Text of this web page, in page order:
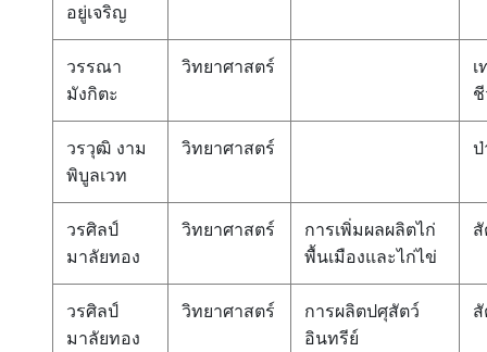
อยู่เจริญ
วรรณา
มังกิตะ
วิทยาศาสตร์
วรวุฒิ งาม
พิบูลเวท
วิทยาศาสตร์ ป่
วรศิลป์
มาลัยทอง
วิทยาศาสตร์
การเพิ่มผลผลิตไก่
พื้นเมืองและไก่ไข่
วรศิลป์
มาลัยทอง
วิทยาศาสตร์
การผลิตปศุสัตว์
อินทรีย์